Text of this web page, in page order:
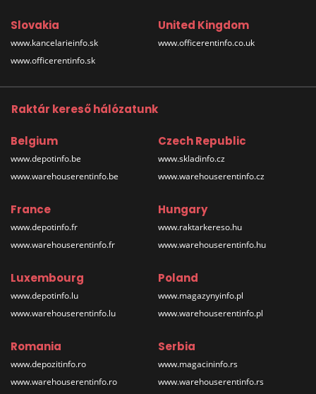
Slovakia
www.kancelarieinfo.sk
www.officerentinfo.sk
United Kingdom
www.officerentinfo.co.uk
Raktár kereső hálózatunk
Belgium
www.depotinfo.be
www.warehouserentinfo.be
Czech Republic
www.skladinfo.cz
www.warehouserentinfo.cz
France
www.depotinfo.fr
www.warehouserentinfo.fr
Hungary
www.raktarkereso.hu
www.warehouserentinfo.hu
Luxembourg
www.depotinfo.lu
www.warehouserentinfo.lu
Poland
www.magazynyinfo.pl
www.warehouserentinfo.pl
Romania
www.depozitinfo.ro
www.warehouserentinfo.ro
Serbia
www.magacininfo.rs
www.warehouserentinfo.rs